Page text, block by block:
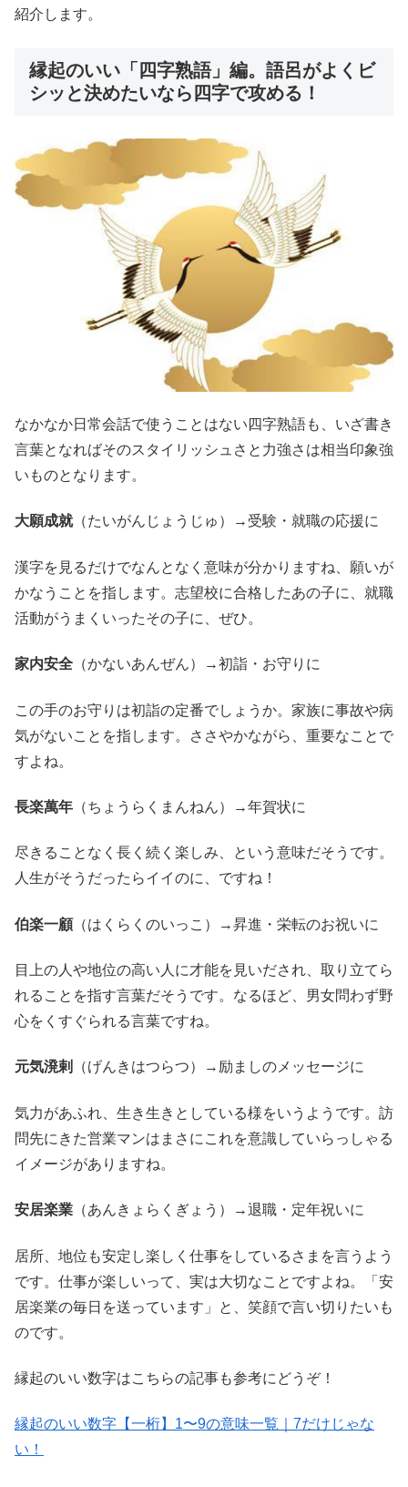
紹介します。
縁起のいい「四字熟語」編。語呂がよくビ
シッと決めたいなら四字で攻める！
なかなか日常会話で使うことはない四字熟語も、いざ書き
言葉となればそのスタイリッシュさと力強さは相当印象強
いものとなります。
大願成就（たいがんじょうじゅ）→受験・就職の応援に
漢字を見るだけでなんとなく意味が分かりますね、願いが
かなうことを指します。志望校に合格したあの子に、就職
活動がうまくいったその子に、ぜひ。
家内安全 （かないあんぜん）→初詣・お守りに
この手のお守りは初詣の定番でしょうか。家族に事故や病
気がないことを指します。ささやかながら、重要なことで
すよね。
長楽萬年 （ちょうらくまんねん）→年賀状に
尽きることなく長く続く楽しみ、という意味だそうです。
人生がそうだったらイイのに、ですね！
伯楽一顧（はくらくのいっこ）→昇進・栄転のお祝いに
目上の人や地位の高い人に才能を見いだされ、取り立てら
れることを指す言葉だそうです。なるほど、男女問わず野
心をくすぐられる言葉ですね。
元気溌剌 （げんきはつらつ）→励ましのメッセージに
気力があふれ、生き生きとしている様をいうようです。訪
問先にきた営業マンはまさにこれを意識していらっしゃる
イメージがありますね。
安居楽業 （あんきょらくぎょう）→退職・定年祝いに
居所、地位も安定し楽しく仕事をしているさまを言うよう
です。仕事が楽しいって、実は大切なことですよね。「安
居楽業の毎日を送っています」と、笑顔で言い切りたいも
のです。
縁起のいい数字はこちらの記事も参考にどうぞ！
縁起のいい数字【一桁】1〜9の意味一覧｜7だけじゃな
い！